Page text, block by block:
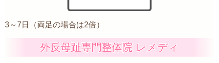
3～7日（両足の場合は2倍）
外反母趾専門整体院 レメディ